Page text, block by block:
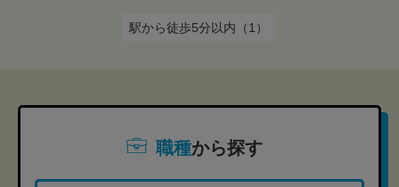
駅から徒歩5分以内（1）
職種から探す